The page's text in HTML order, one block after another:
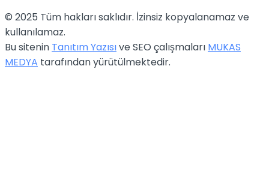
© 2025 Tüm hakları saklıdır. İzinsiz kopyalanamaz ve
kullanılamaz.
Bu sitenin Tanıtım Yazısıve SEO çalışmaları MUKAS
MEDYA tarafından yürütülmektedir.